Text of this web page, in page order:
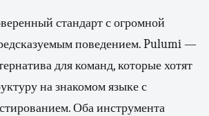
стандарт с огромной
поведением. Pulumi —
для команд, которые хотят
на знакомом языке с
Оба инструмента